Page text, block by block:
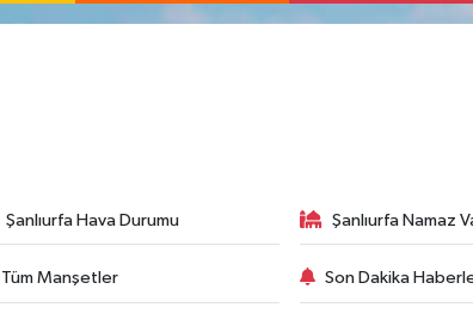
Şanlıurfa Hava Durumu Şanlıurfa Namaz
Tüm Manşetler Son Dakika